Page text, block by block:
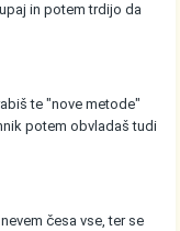
in potem trdijo da
te "nove metode"
potem obvladaš tudi
česa vse, ter se